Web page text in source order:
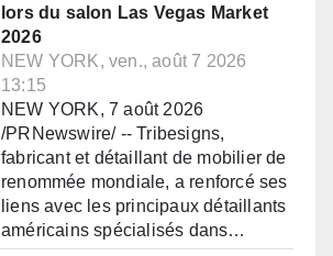
lors du salon Las Vegas Market
2026
NEW YORK, ven., août 7 2026
13:15
NEW YORK, 7 août 2026
/PRNewswire/ -- Tribesigns,
fabricant et détaillant de mobilier de
renommée mondiale, a renforcé ses
liens avec les principaux détaillants
américains spécialisés dans…